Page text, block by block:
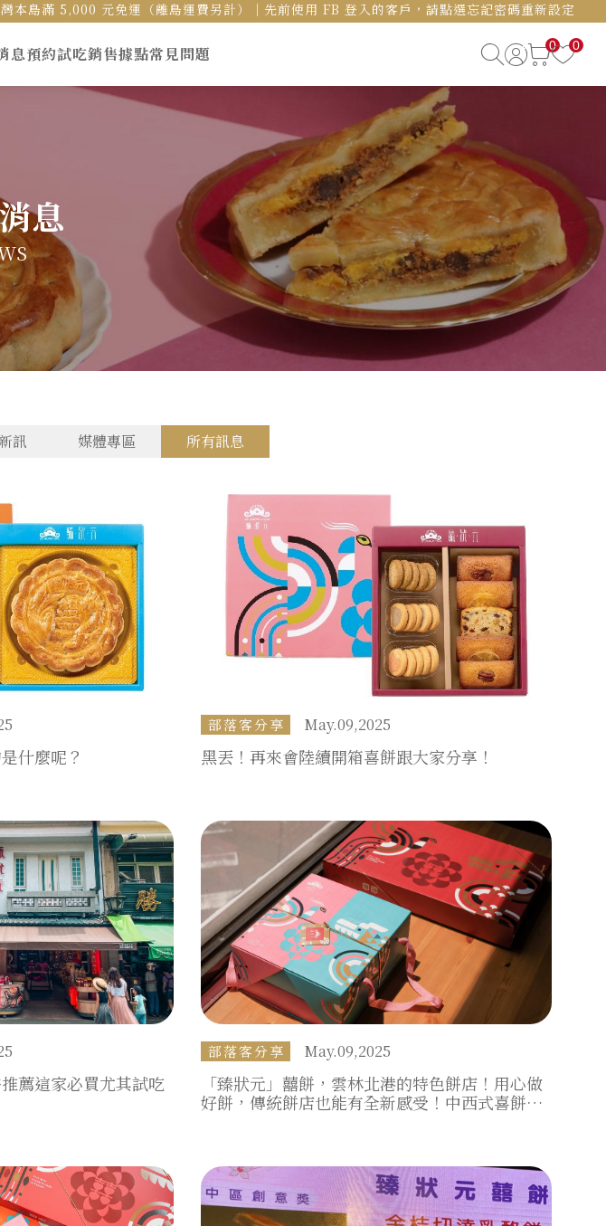
本島滿 5,000 元免運（離島運費另計）｜先前使用 FB 登入的客戶，請點選忘記密碼重新設定
息預約試吃銷售據點常見問題 0 0
息
訊 媒體專區 所有訊息
什麼呢？
部落客分享 May.09,2025
黑丟！再來會陸續開箱喜餅跟大家分享！
薦這家必買尤其試吃
部落客分享 May.09,2025
「臻狀元」囍餅，雲林北港的特色餅店！用心做
好餅，傳統餅店也能有全新感受！中西式喜餅都